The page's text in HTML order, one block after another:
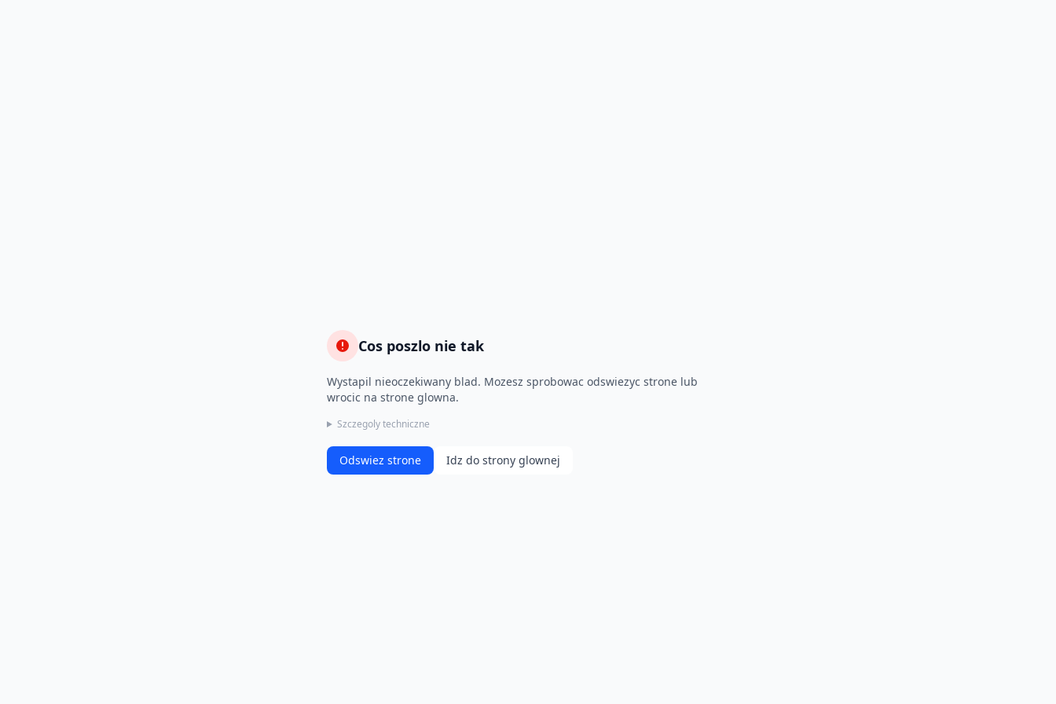
Cos poszlo nie tak
Wystapil nieoczekiwany blad. Mozesz sprobowac odswiezyc strone lub
wrocic na strone glowna.
Szczegoly techniczne
Odswiez strone Idz do strony glownej